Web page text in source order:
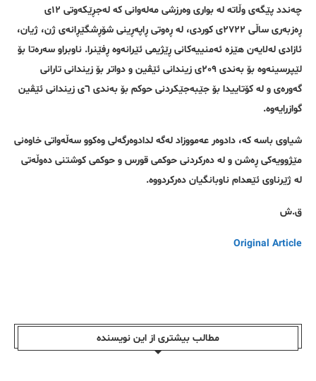
چەندد پێگەی وڵاتە لە بواری وەرزشی مەلەوانی کە لەجڕێکەوتی ١٢ی
ڕەزبەری ساڵی ٢٧٢٢ی کوردی، لە ڕەوتی ڕاپەڕینی شۆڕشگێڕانەی ژن، ژیان،
ئازادی لەلایەن هێزە ئەمنییەکانی ڕێژیمی ئێرانەوە ڕفێنرا. ناوبراو سەرەتا بۆ
لێپرسینەوە بۆ بەندی ٢٠٩ی زیندانی ئێڤین و دواتر بۆ زیندانی تارانی
گەورەی و لە کۆتاییدا بۆ جێبەجێکردنی حوکم بۆ بەندی ٦ی زیندانی ئێڤین
گوازرایەوە.
شیاوی باسە کە، دادوەر عەمووزاد لەگە لدادوەرگەلی وەکوو سەڵەواتی خاوەنی
مێژوویەکی ڕەشن و لە دەرکردنی حوکمی قورس و حوکمی کوشتنی دەوڵەتی
لە ژێرناوی ئێعدام ناوبانگیان دەرکردووە.
ق.ش
Original Article
مطالب بیشتری از این نویسندە